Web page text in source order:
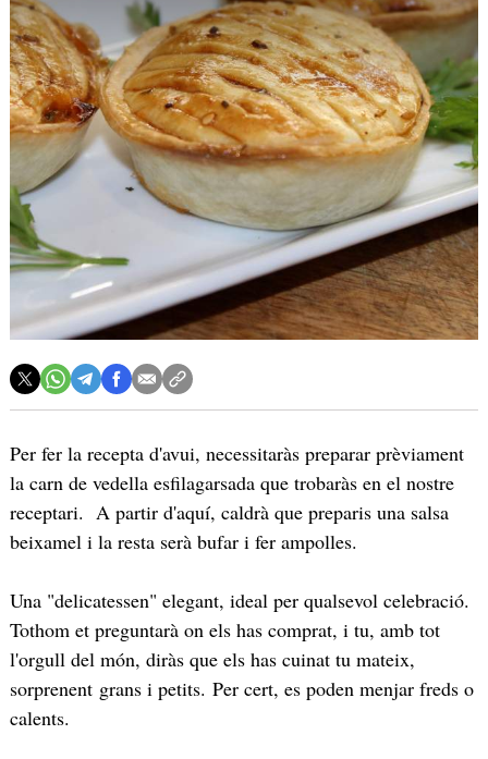
Per fer la recepta d'avui, necessitaràs preparar prèviament
la carn de vedella esfilagarsada que trobaràs en el nostre
receptari. A partir d'aquí, caldrà que preparis una salsa
beixamel i la resta serà bufar i fer ampolles.
Una "delicatessen" elegant, ideal per qualsevol celebració.
Tothom et preguntarà on els has comprat, i tu, amb tot
l'orgull del món, diràs que els has cuinat tu mateix,
sorprenent grans i petits. Per cert, es poden menjar freds o
calents.